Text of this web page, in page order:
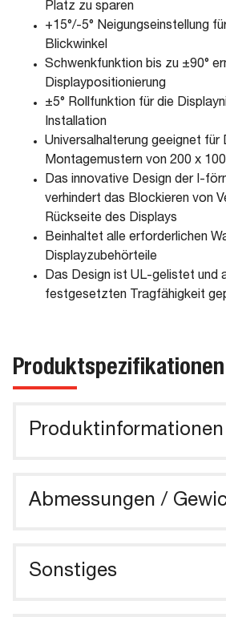
Platz zu sparen
+15°/-5° Neigungseinstellung
Blickwinkel
Schwenkfunktion bis zu ±90°
Displaypositionierung
±5° Rollfunktion für die
Installation
Universalhalterung geeignet für
Montagemustern von 200 x
Das innovative Design der I-
verhindert das Blockieren von
Rückseite des Displays
Beinhaltet alle erforderlichen
Displayzubehörteile
Das Design ist UL-gelistet und
festgesetzten Tragfähigkeit
Produktspezifikationen
Produktinformationen
Abmessungen /
Sonstiges